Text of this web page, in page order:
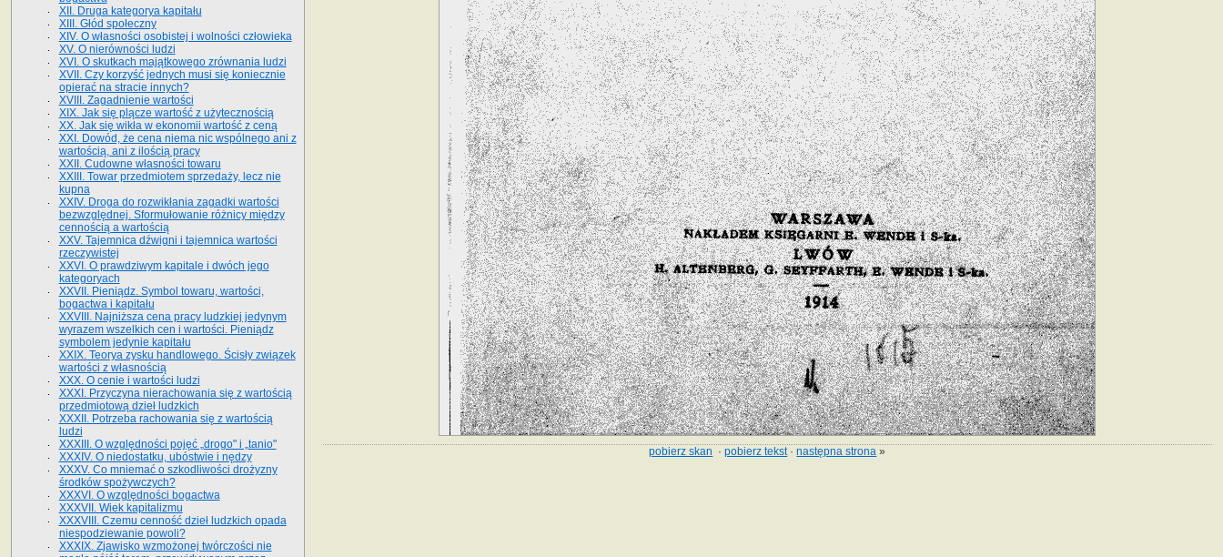
pobierz skan ·pobierz tekst·następna strona »
XII. Druga kategorya kapitału
XIII. Głód społeczny
XIV. O własności osobistej i wolności człowieka
XV. O nierówności ludzi
XVI. O skutkach majątkowego zrównania ludzi
XVII. Czy korzyść jednych musi się koniecznie
opierać na stracie innych?
XVIII. Zagadnienie wartości
XIX. Jak się plącze wartość z użytecznością
XX. Jak się wikła w ekonomii wartość z ceną
XXI. Dowód, że cena niema nic wspólnego ani z
wartością, ani z ilością pracy
XXII. Cudowne własności towaru
XXIII. Towar przedmiotem sprzedaży, lecz nie
kupna
XXIV. Droga do rozwikłania zagadki wartości
bezwzględnej. Sformułowanie różnicy między
cennością a wartością
XXV. Tajemnica dźwigni i tajemnica wartości
rzeczywistej
XXVI. O prawdziwym kapitale i dwóch jego
kategoryach
XXVII. Pieniądz. Symbol towaru, wartości,
bogactwa i kapitału
XXVIII. Najniższa cena pracy ludzkiej jedynym
wyrazem wszelkich cen i wartości. Pieniądz
symbolem jedynie kapitału
XXIX. Teorya zysku handlowego. Ścisły związek
wartości z własnością
XXX. O cenie i wartości ludzi
XXXI. Przyczyna nierachowania się z wartością
przedmiotową dzieł ludzkich
XXXII. Potrzeba rachowania się z wartością
ludzi
XXXIII. O względności pojęć „drogo" i „tanio"
XXXIV. O niedostatku, ubóstwie i nędzy
XXXV. Co mniemać o szkodliwości drożyzny
środków spożywczych?
XXXVI. O względności bogactwa
XXXVII. Wiek kapitalizmu
XXXVIII. Czemu cenność dzieł ludzkich opada
niespodziewanie powoli?
XXXIX. Zjawisko wzmożonej twórczości nie